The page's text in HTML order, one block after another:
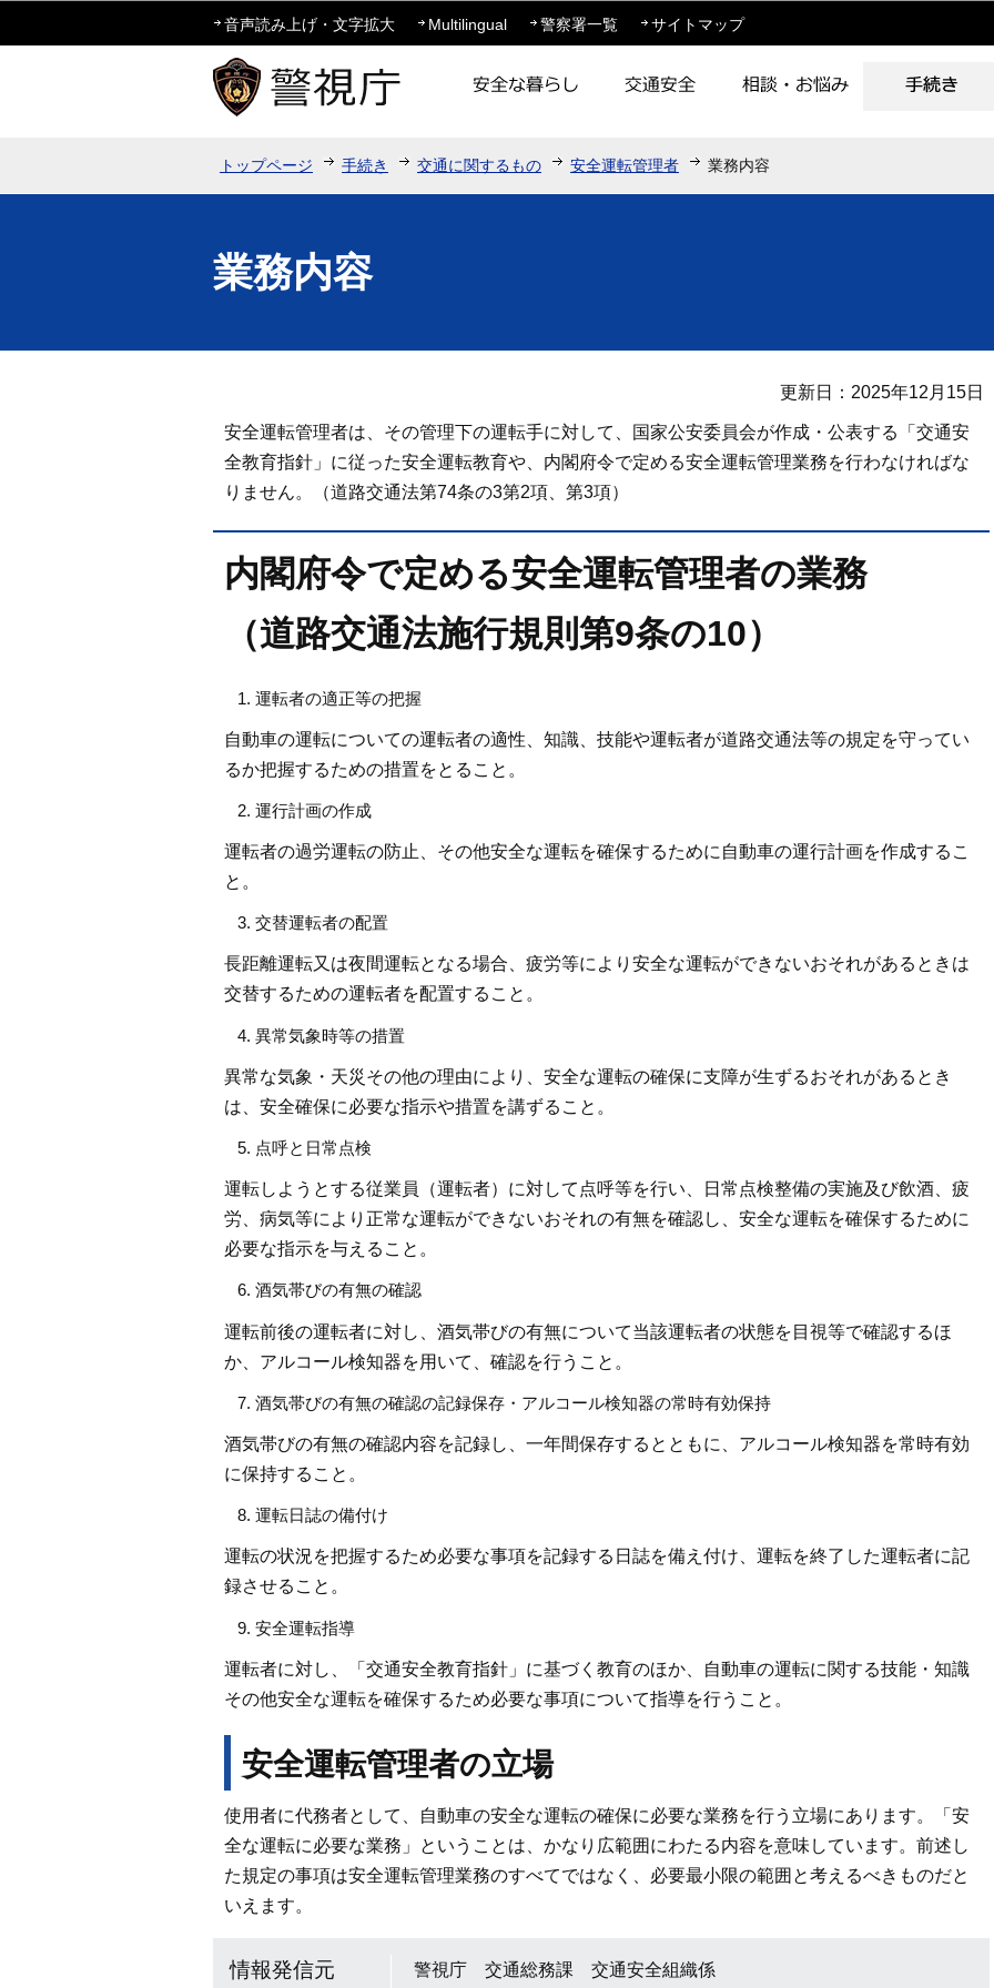
このページの本文へ移動
音声読み上げ・文字拡大 Multilingual 警察署一覧 サイトマップ
トップページ 手続き 交通に関するもの 安全運転管理者 業務内容
業務内容
更新日：2025年12月15日
安全運転管理者は、その管理下の運転手に対して、国家公安委員会が作成・公表する「交通安
全教育指針」に従った安全運転教育や、内閣府令で定める安全運転管理業務を行わなければな
りません。（道路交通法第74条の3第2項、第3項）
内閣府令で定める安全運転管理者の業務
（道路交通法施行規則第9条の10）
運転者の適正等の把握
自動車の運転についての運転者の適性、知識、技能や運転者が道路交通法等の規定を守ってい
るか把握するための措置をとること。
運行計画の作成
運転者の過労運転の防止、その他安全な運転を確保するために自動車の運行計画を作成するこ
と。
交替運転者の配置
長距離運転又は夜間運転となる場合、疲労等により安全な運転ができないおそれがあるときは
交替するための運転者を配置すること。
異常気象時等の措置
異常な気象・天災その他の理由により、安全な運転の確保に支障が生ずるおそれがあるとき
は、安全確保に必要な指示や措置を講ずること。
点呼と日常点検
運転しようとする従業員（運転者）に対して点呼等を行い、日常点検整備の実施及び飲酒、疲
労、病気等により正常な運転ができないおそれの有無を確認し、安全な運転を確保するために
必要な指示を与えること。
酒気帯びの有無の確認
運転前後の運転者に対し、酒気帯びの有無について当該運転者の状態を目視等で確認するほ
か、アルコール検知器を用いて、確認を行うこと。
酒気帯びの有無の確認の記録保存・アルコール検知器の常時有効保持
酒気帯びの有無の確認内容を記録し、一年間保存するとともに、アルコール検知器を常時有効
に保持すること。
運転日誌の備付け
運転の状況を把握するため必要な事項を記録する日誌を備え付け、運転を終了した運転者に記
録させること。
安全運転指導
運転者に対し、「交通安全教育指針」に基づく教育のほか、自動車の運転に関する技能・知識
その他安全な運転を確保するため必要な事項について指導を行うこと。
安全運転管理者の立場
使用者に代務者として、自動車の安全な運転の確保に必要な業務を行う立場にあります。「安
全な運転に必要な業務」ということは、かなり広範囲にわたる内容を意味しています。前述し
た規定の事項は安全運転管理業務のすべてではなく、必要最小限の範囲と考えるべきものだと
いえます。
情報発信元 警視庁 交通総務課 交通安全組織係